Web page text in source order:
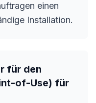
einen
Installation.
für den
of-Use) für